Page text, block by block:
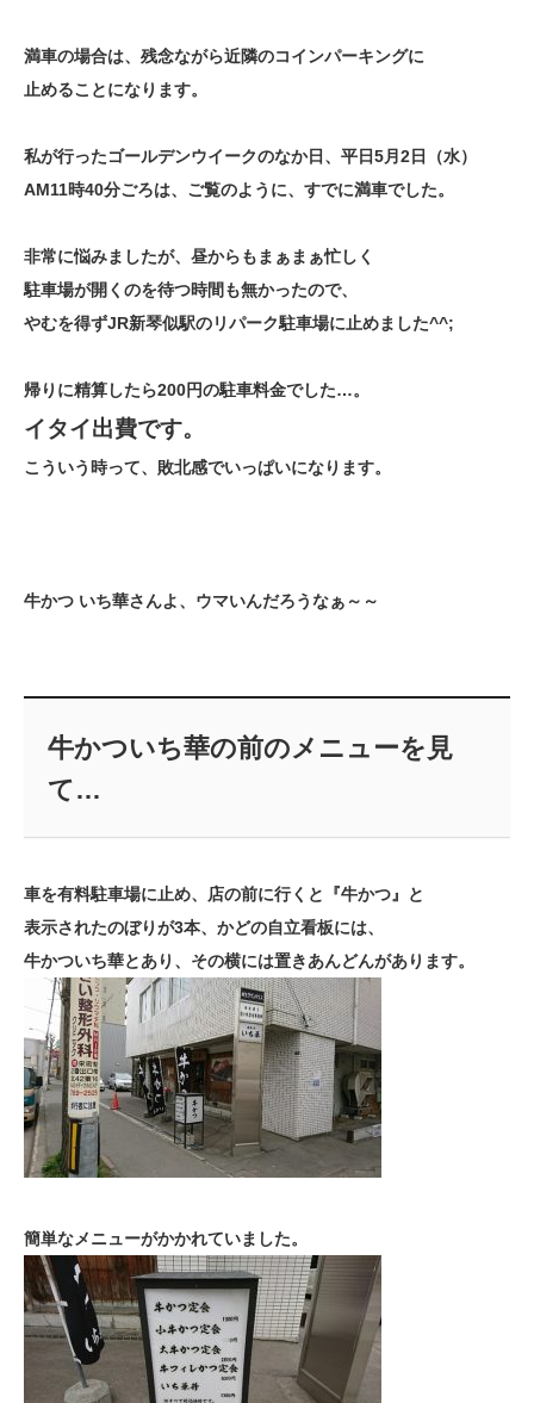
満車の場合は、残念ながら近隣のコインパーキングに
止めることになります。
私が行ったゴールデンウイークのなか日、 平日5月2日（水）
AM11時40分ごろは、ご覧のように、すでに満車でした。
非常に悩みましたが、昼からもまぁまぁ忙しく
駐車場が開くのを待つ時間も無かったので、
やむを得ずJR新琴似駅のリパーク駐車場に止めました^^;
帰りに精算したら200円の駐車料金でした…。
イタイ出費です。
こういう時って、敗北感でいっぱいになります。
牛かつ いち華さんよ、ウマいんだろうなぁ～～
牛かついち華の前のメニューを見
て…
車を有料駐車場に止め、店の前に行くと『牛かつ』と
表示されたのぼりが3本、 かどの自立看板には、
牛かついち華とあり、その横には置きあんどんがあります。
簡単なメニューがかかれていました。